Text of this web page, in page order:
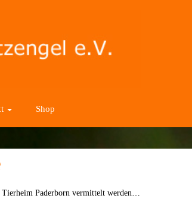
Shop
Paderborn vermittelt werden…